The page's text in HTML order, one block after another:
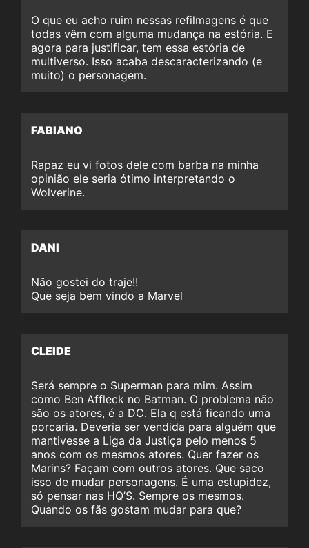
O que eu acho ruim nessas refilmagens é que
todas vêm com alguma mudança na estória. E
agora para justificar, tem essa estória de
multiverso. Isso acaba descaracterizando (e
muito) o personagem.
FABIANO
Rapaz eu vi fotos dele com barba na minha
opinião ele seria ótimo interpretando o
Wolverine.
DANI
Não gostei do traje!!
Que seja bem vindo a Marvel
CLEIDE
Será sempre o Superman para mim. Assim
como Ben Affleck no Batman. O problema não
são os atores, é a DC. Ela q está ficando uma
porcaria. Deveria ser vendida para alguém que
mantivesse a Liga da Justiça pelo menos 5
anos com os mesmos atores. Quer fazer os
Marins? Façam com outros atores. Que saco
isso de mudar personagens. É uma estupidez,
só pensar nas HQ’S. Sempre os mesmos.
Quando os fãs gostam mudar para que?